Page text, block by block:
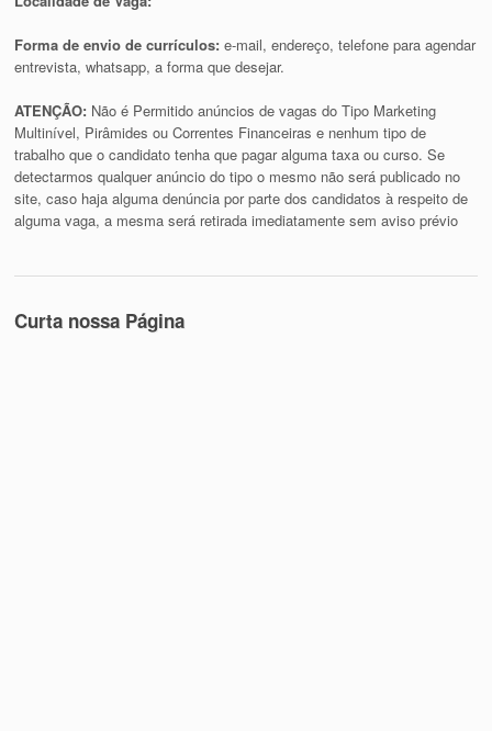
Forma de envio de currículos: e-mail, endereço, telefone para agendar
entrevista, whatsapp, a forma que desejar.
ATENÇÃO: Não é Permitido anúncios de vagas do Tipo Marketing
Multinível, Pirâmides ou Correntes Financeiras e nenhum tipo de
trabalho que o candidato tenha que pagar alguma taxa ou curso. Se
detectarmos qualquer anúncio do tipo o mesmo não será publicado no
site, caso haja alguma denúncia por parte dos candidatos à respeito de
alguma vaga, a mesma será retirada imediatamente sem aviso prévio
Curta nossa Página